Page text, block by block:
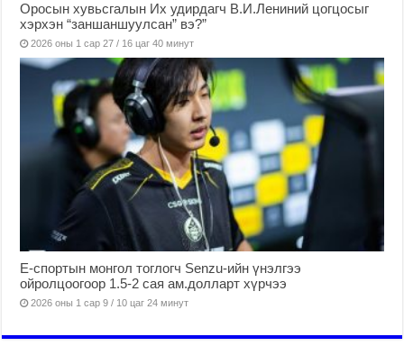
Оросын хувьсгалын Их удирдагч В.И.Лениний цогцосыг
хэрхэн “заншаншуулсан” вэ?”
2026 оны 1 сар 27 / 16 цаг 40 минут
Е-спортын монгол тоглогч Senzu-ийн үнэлгээ
ойролцоогоор 1.5-2 сая ам.долларт хүрчээ
2026 оны 1 сар 9 / 10 цаг 24 минут